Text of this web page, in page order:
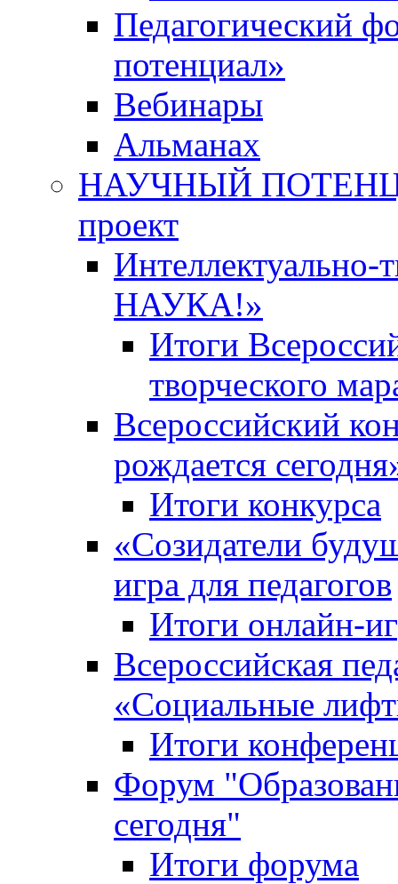
Педагогический
потенциал»
Вебинары
Альманах
НАУЧНЫЙ
проект
НАУКА!»
Итоги
творческого
Всероссийский
рождается
Итоги конкурса
«Cозидатели
игра для педагогов
Итоги онлайн-
Всероссийская
«Cоциальные
Итоги
Форум
сегодня"
Итоги форума